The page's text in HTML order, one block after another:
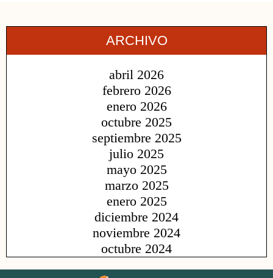
ARCHIVO
abril 2026
febrero 2026
enero 2026
octubre 2025
septiembre 2025
julio 2025
mayo 2025
marzo 2025
enero 2025
diciembre 2024
noviembre 2024
octubre 2024